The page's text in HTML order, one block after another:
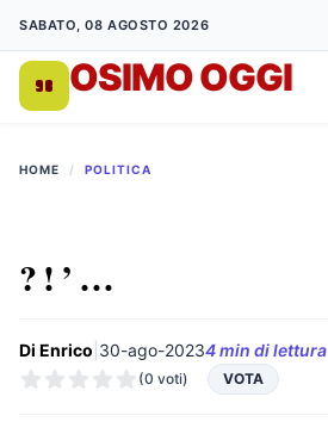
SABATO, 08 AGOSTO 2026
OSIMO OGGI
HOME / POLITICA
? ! ’ …
Di Enrico 30-ago-20234 min di lettura
(0 voti) VOTA